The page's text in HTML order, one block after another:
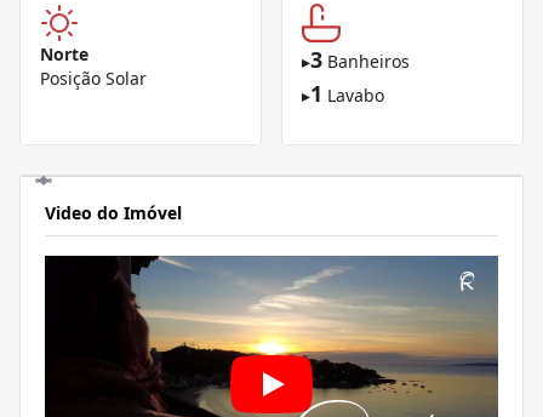
Norte
Posição Solar
▸3 Banheiros
▸1 Lavabo
Video do Imóvel